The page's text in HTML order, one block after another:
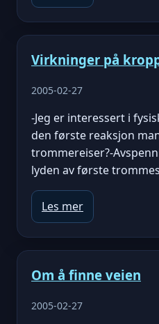
Virkninger på
2005-02-27
-Jeg er interessert i
den første reaksjon
trommereiser?-
lyden av første
Les mer
Om å finne veien
2005-02-27